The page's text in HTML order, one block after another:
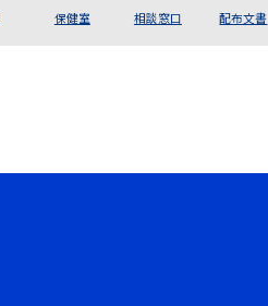
保健室 相談窓口 配布文書